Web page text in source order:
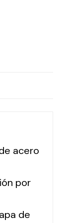
tipo
acero
por
de